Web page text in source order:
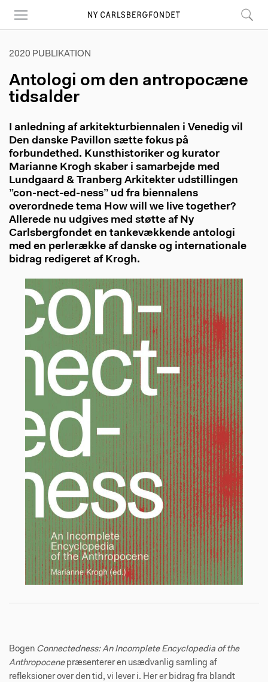
main
2020 PUBLIKATION
Antologi om den antropocæne
tidsalder
I anledning af arkitekturbiennalen i Venedig vil
Den danske Pavillon sætte fokus på
forbundethed. Kunsthistoriker og kurator
Marianne Krogh skaber i samarbejde med
Lundgaard & Tranberg Arkitekter udstillingen
”con-nect-ed-ness” ud fra biennalens
overordnede tema How will we live together?
Allerede nu udgives med støtte af Ny
Carlsbergfondet en tankevækkende antologi
med en perlerække af danske og internationale
bidrag redigeret af Krogh.
Bogen Connectedness: An Incomplete Encyclopedia of the
Anthropocene præsenterer en usædvanlig samling af
refleksioner over den tid, vi lever i. Her er bidrag fra blandt